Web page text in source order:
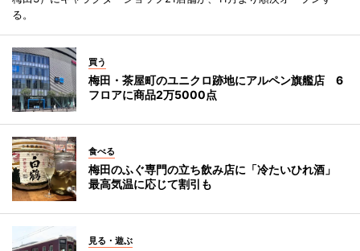
る。
買う
梅田・茶屋町のユニクロ跡地にアルペン旗艦店 6
フロアに商品2万5000点
食べる
梅田のふぐ専門の立ち飲み店に「冷たいひれ酒」
最高気温に応じて割引も
見る・遊ぶ